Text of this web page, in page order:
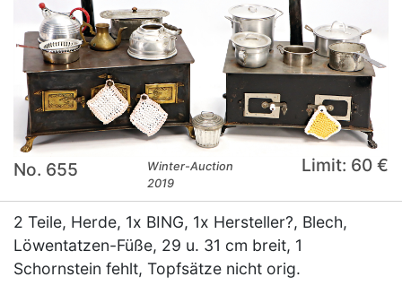
No. 655
Winter-Auction
2019
Limit: 60 €
2 Teile, Herde, 1x BING, 1x Hersteller?, Blech,
Löwentatzen-Füße, 29 u. 31 cm breit, 1
Schornstein fehlt, Topfsätze nicht orig.